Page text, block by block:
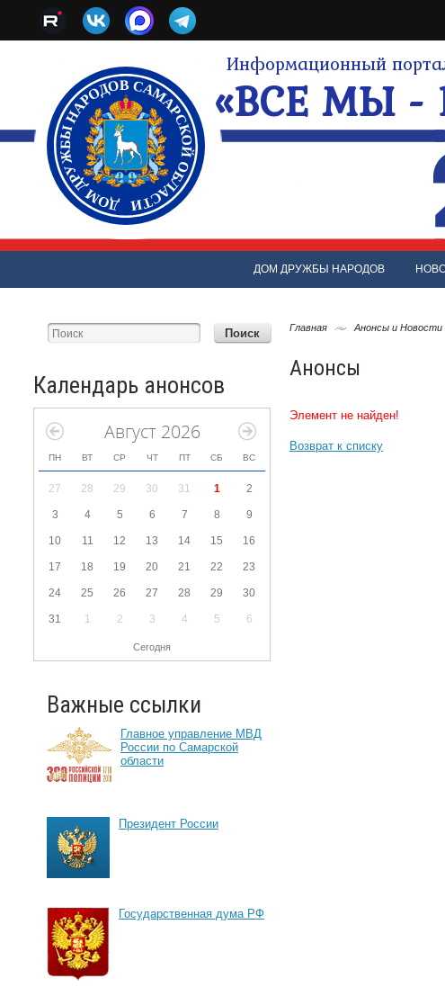
Информационный
«ВСЕ МЫ -
ДОМ ДРУЖБЫ НАРОДОВ
Календарь анонсов
Август 2026
ПН ВТ СР ЧТ ПТ СБ ВС
27 28 29 30 31 1 2
3 4 5 6 7 8 9
10 11 12 13 14 15 16
17 18 19 20 21 22 23
24 25 26 27 28 29 30
31 1 2 3 4 5 6
Сегодня
Важные ссылки
Главное управление МВД
России по Самарской
области
Президент России
Государственная дума РФ
Главная Анонсы и Новости
Анонсы
Элемент не найден!
Возврат к списку